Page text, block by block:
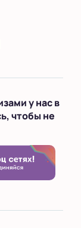
у нас в
чтобы не